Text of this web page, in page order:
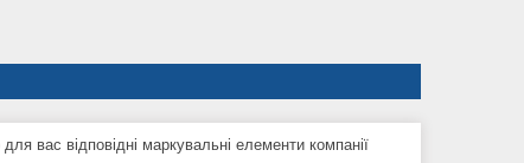
вас відповідні маркувальні елементи компанії